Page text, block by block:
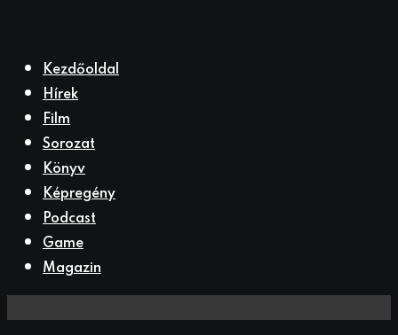
Kezdőoldal
Hírek
Film
Sorozat
Könyv
Képregény
Podcast
Game
Magazin